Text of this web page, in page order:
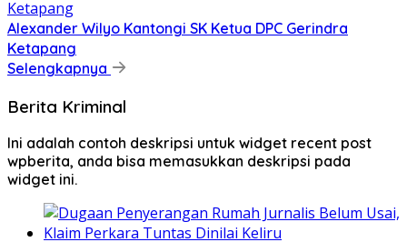
Alexander Wilyo Kantongi SK Ketua DPC Gerindra
Ketapang
Selengkapnya
Berita Kriminal
Ini adalah contoh deskripsi untuk widget recent post
wpberita, anda bisa memasukkan deskripsi pada
widget ini.